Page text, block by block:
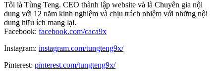
Tôi là Tùng Teng. CEO thành lập website và là Chuyên gia nội
dung với 12 năm kinh nghiệm và chịu trách nhiệm với những nội
dung hữu ích mang lại.
Facebook: facebook.com/caca9x
Instagram: instagram.com/tungteng9x/
Pinterest: pinterest.com/tungteng9x/